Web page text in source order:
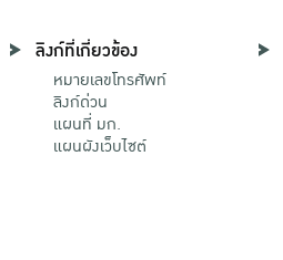
ลิงก์ที่เกี่ยวข้อง
หมายเลขโทรศัพท์
ลิงก์ด่วน
แผนที่ มก.
แผนผังเว็บไซต์